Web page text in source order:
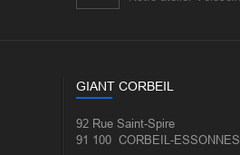
GIANT CORBEIL
92 Rue Saint-Spire
91 100 CORBEIL-ESSONNES